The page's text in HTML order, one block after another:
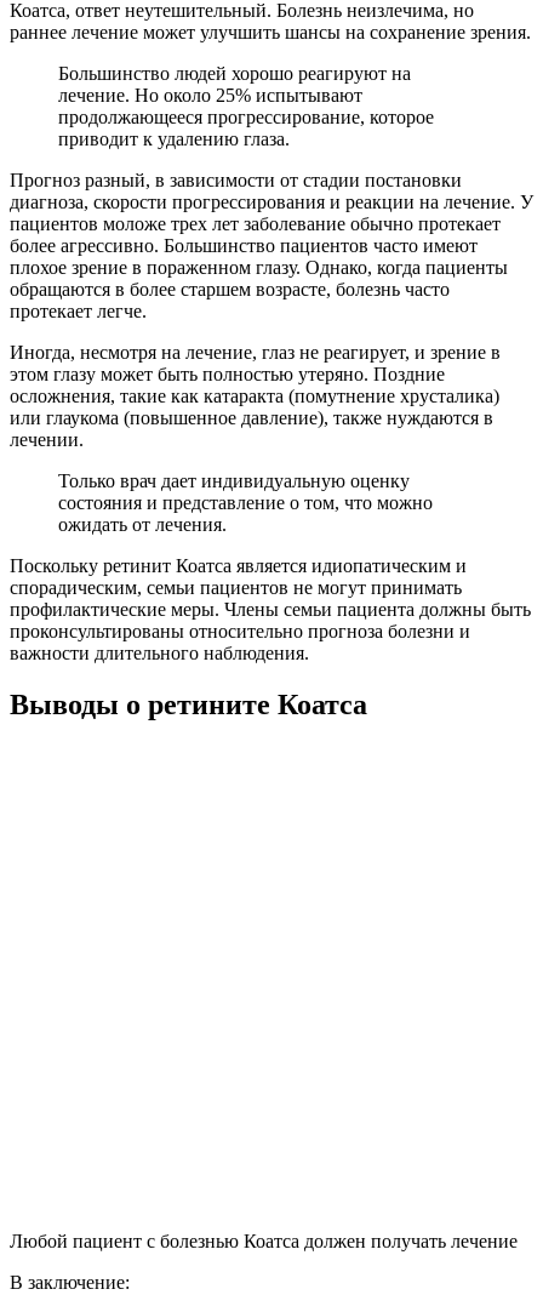
Коатса, ответ неутешительный. Болезнь неизлечима, но
раннее лечение может улучшить шансы на сохранение зрения.
Большинство людей хорошо реагируют на
лечение. Но около 25% испытывают
продолжающееся прогрессирование, которое
приводит к удалению глаза.
Прогноз разный, в зависимости от стадии постановки
диагноза, скорости прогрессирования и реакции на лечение. У
пациентов моложе трех лет заболевание обычно протекает
более агрессивно. Большинство пациентов часто имеют
плохое зрение в пораженном глазу. Однако, когда пациенты
обращаются в более старшем возрасте, болезнь часто
протекает легче.
Иногда, несмотря на лечение, глаз не реагирует, и зрение в
этом глазу может быть полностью утеряно. Поздние
осложнения, такие как катаракта (помутнение хрусталика)
или глаукома (повышенное давление), также нуждаются в
лечении.
Только врач дает индивидуальную оценку
состояния и представление о том, что можно
ожидать от лечения.
Поскольку ретинит Коатса является идиопатическим и
спорадическим, семьи пациентов не могут принимать
профилактические меры. Члены семьи пациента должны быть
проконсультированы относительно прогноза болезни и
важности длительного наблюдения.
Выводы о ретините Коатса
Любой пациент с болезнью Коатса должен получать лечение
В заключение: